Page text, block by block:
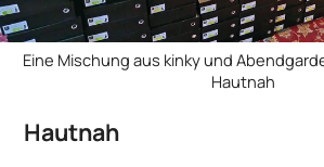
Eine Mischung aus kinky und
Hautnah
Hautnah